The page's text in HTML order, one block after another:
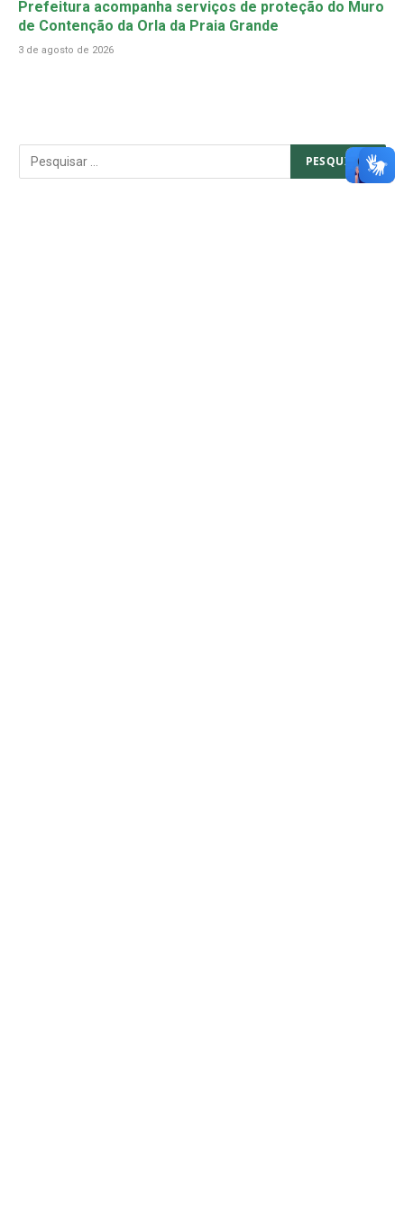
Prefeitura acompanha serviços de proteção do Muro
de Contenção da Orla da Praia Grande
3 de agosto de 2026